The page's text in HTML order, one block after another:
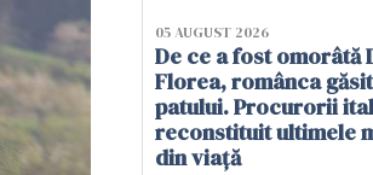
05 AUGUST 2026
De ce a fost omorâtă
Florea, românca
patului. Procurorii
reconstituit ultimele
din viață